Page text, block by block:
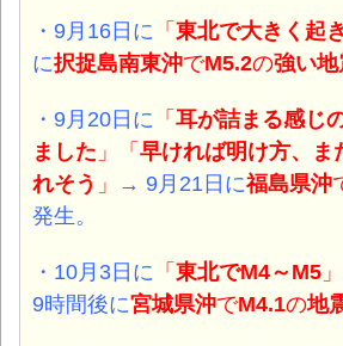
・9月16日に 「 東北で大きく起
に択捉島南東沖でM5.2の強い地
・9月20日に 「 耳が詰まる感じ
ました 」「 早ければ明け方、ま
れそう 」 → 9月21日に福島県沖
発生。
・10月3日に 「 東北でM4～M5 」
9時間後に宮城県沖でM4.1の地